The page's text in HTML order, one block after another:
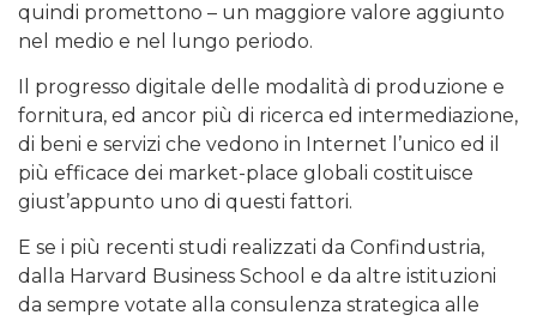
quindi promettono – un maggiore valore aggiunto
nel medio e nel lungo periodo.
Il progresso digitale delle modalità di produzione e
fornitura, ed ancor più di ricerca ed intermediazione,
di beni e servizi che vedono in Internet l’unico ed il
più efficace dei market-place globali costituisce
giust’appunto uno di questi fattori.
E se i più recenti studi realizzati da Confindustria,
dalla Harvard Business School e da altre istituzioni
da sempre votate alla consulenza strategica alle